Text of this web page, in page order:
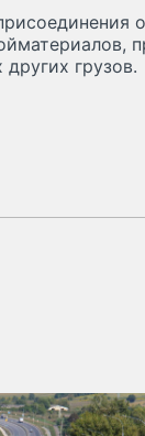
грузов.